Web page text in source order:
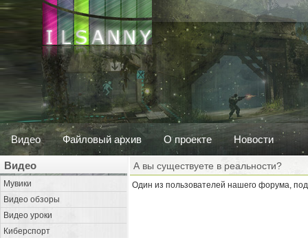
Видео Файловый архив О проекте Новости
Видео
Мувики
Видео обзоры
Видео уроки
Киберспорт
А вы существуете в реальности?
Один из пользователей нашего форума,